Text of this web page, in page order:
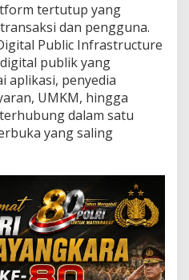
tertutup yang
dan pengguna.
Public Infrastructure
publik yang
aplikasi, penyedia
UMKM, hingga
dalam satu
yang saling